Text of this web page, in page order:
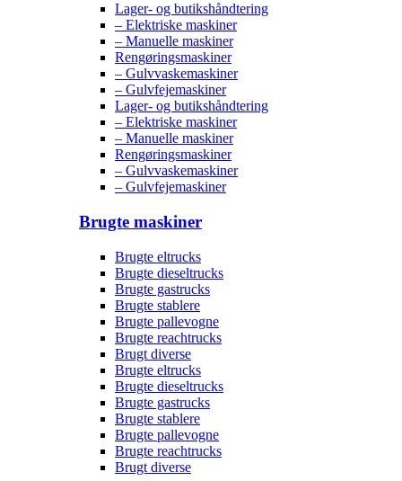
Lager- og butikshåndtering
– Elektriske maskiner
– Manuelle maskiner
Rengøringsmaskiner
– Gulvvaskemaskiner
– Gulvfejemaskiner
Lager- og butikshåndtering
– Elektriske maskiner
– Manuelle maskiner
Rengøringsmaskiner
– Gulvvaskemaskiner
– Gulvfejemaskiner
Brugte maskiner
Brugte eltrucks
Brugte dieseltrucks
Brugte gastrucks
Brugte stablere
Brugte pallevogne
Brugte reachtrucks
Brugt diverse
Brugte eltrucks
Brugte dieseltrucks
Brugte gastrucks
Brugte stablere
Brugte pallevogne
Brugte reachtrucks
Brugt diverse